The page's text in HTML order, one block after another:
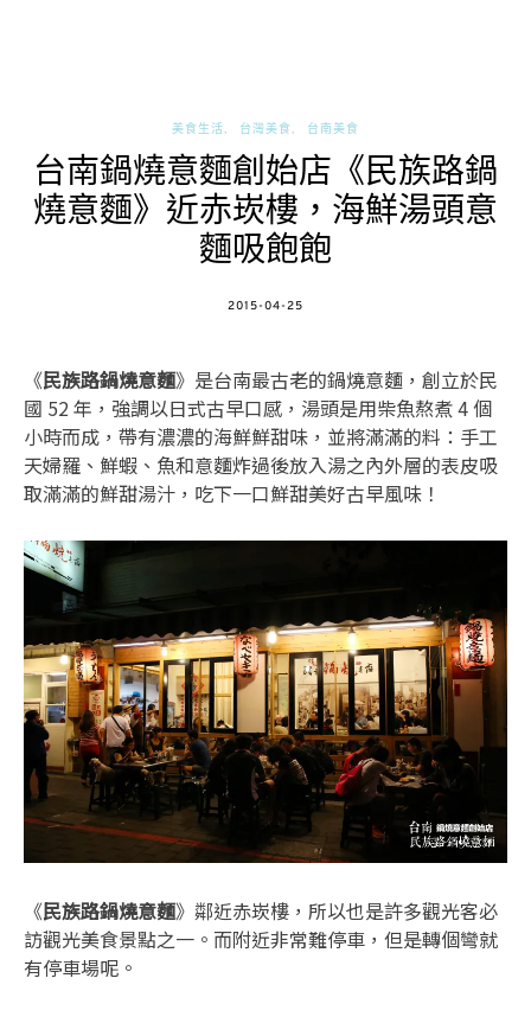
美食生活 台灣美食 台南美食
台南鍋燒意麵創始店《民族路鍋
燒意麵》近赤崁樓，海鮮湯頭意
麵吸飽飽
POSTED
2015-04-25
《民族路鍋燒意麵》是台南最古老的鍋燒意麵，創立於民
國 52 年，強調以日式古早口感，湯頭是用柴魚熬煮 4 個
小時而成，帶有濃濃的海鮮鮮甜味，並將滿滿的料：手工
天婦羅、鮮蝦 、魚和意麵炸過後放入湯之內外層的表皮吸
取滿滿的鮮甜湯汁，吃下一口鮮甜美好古早風味！
《民族路鍋燒意麵》鄰近赤崁樓，所以也是許多觀光客必
訪觀光美食景點之一。而附近非常難停車，但是轉個彎就
有停車場呢。